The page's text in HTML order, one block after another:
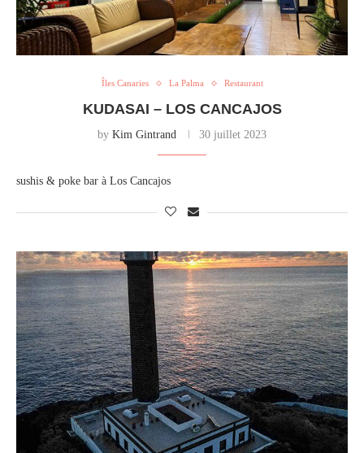
Îles Canaries La Palma Restaurant
KUDASAI – LOS CANCAJOS
by Kim Gintrand 30 juillet 2023
sushis & poke bar à Los Cancajos